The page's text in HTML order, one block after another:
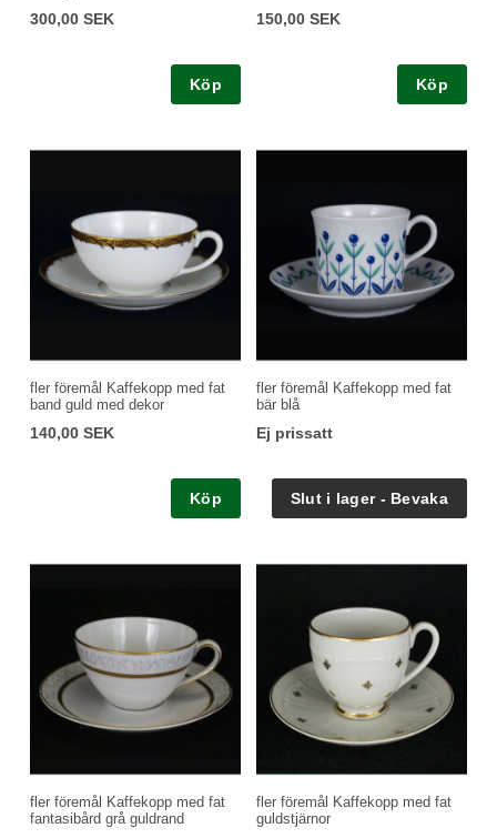
300,00 SEK
Köp
150,00 SEK
Köp
fler föremål Kaffekopp med fat
band guld med dekor
140,00 SEK
Köp
fler föremål Kaffekopp med fat
bär blå
Ej prissatt
fler föremål Kaffekopp med fat
fantasibård grå guldrand
fler föremål Kaffekopp med fat
guldstjärnor